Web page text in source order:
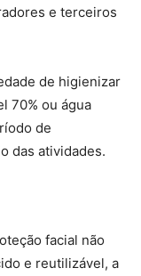
e terceiros
de higienizar
70% ou água
de
das atividades.
facial não
e reutilizável, a